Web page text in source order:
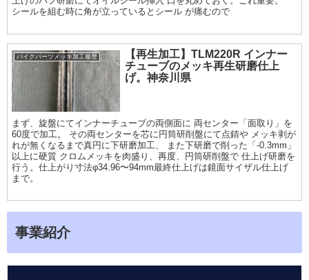
シールを組む時に角が立っているとシール が痛むので
バイクパーツメッキ加工履歴
【再生加工】TLM220R インナー
チューブのメッキ再生研磨仕上
げ。神奈川県
まず、旋盤にてインナーチューブの両側面に 両センター「面取り」を
60度で加工。 その両センターを芯に円筒研削盤にて点錆や メッキ剥が
れが無くなるまで真円に下研磨加工、 また下研磨で削った「-0.3mm」
以上に硬質 クロムメッキを肉盛り、再度、円筒研削盤で 仕上げ研磨を
行う。仕上がり寸法φ34.96〜94mm最終仕上げは鏡面サイザル仕上げ
まで。
事業紹介